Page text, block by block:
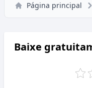
Página principal
Baixe